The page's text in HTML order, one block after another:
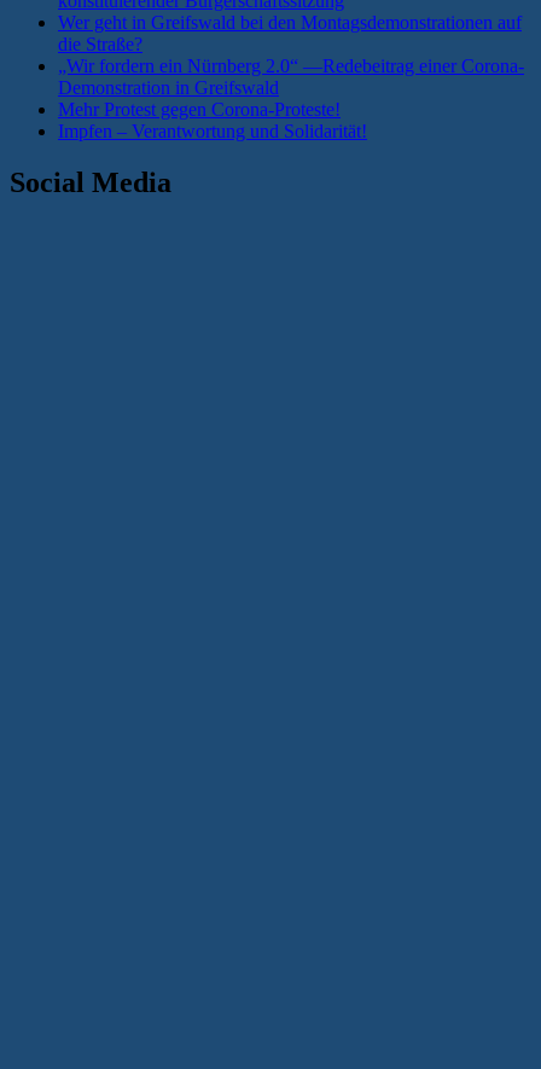
Wer geht in Greifswald bei den Montagsdemonstrationen auf
die Straße?
„Wir fordern ein Nürnberg 2.0“ —Redebeitrag einer Corona-
Demonstration in Greifswald
Mehr Protest gegen Corona-Proteste!
Impfen – Verantwortung und Solidarität!
Social Media